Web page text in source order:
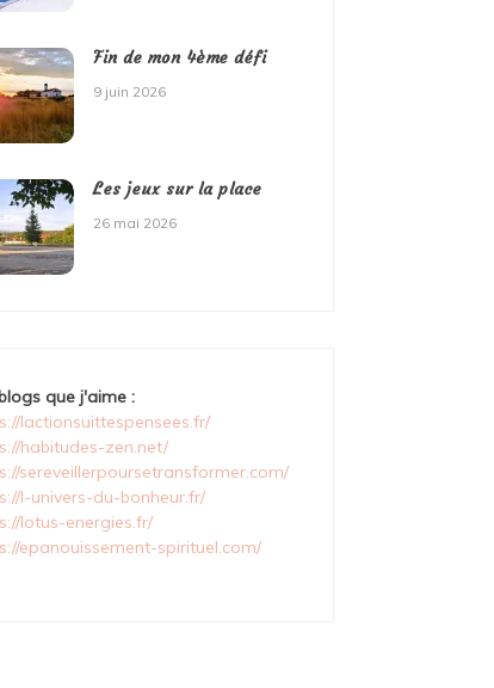
Fin de mon 4ème défi
9 juin 2026
Les jeux sur la place
26 mai 2026
que j'aime :
lactionsuittespensees.fr/
habitudes-zen.net/
sereveillerpoursetransformer.com/
l-univers-du-bonheur.fr/
lotus-energies.fr/
epanouissement-spirituel.com/